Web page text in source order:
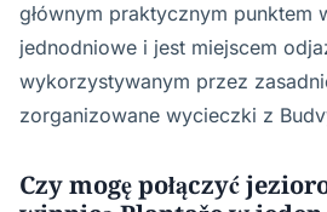
głównym praktycznym punktem
jednodniowe i jest miejscem
wykorzystywanym przez
zorganizowane wycieczki z
Czy mogę połączyć